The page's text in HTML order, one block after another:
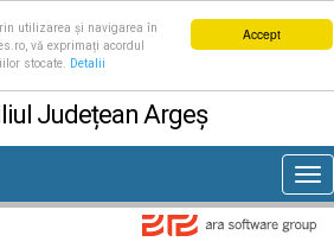
Accept
utilizarea și navigarea în
vă exprimați acordul
stocate.
Detalii
Județean Argeș